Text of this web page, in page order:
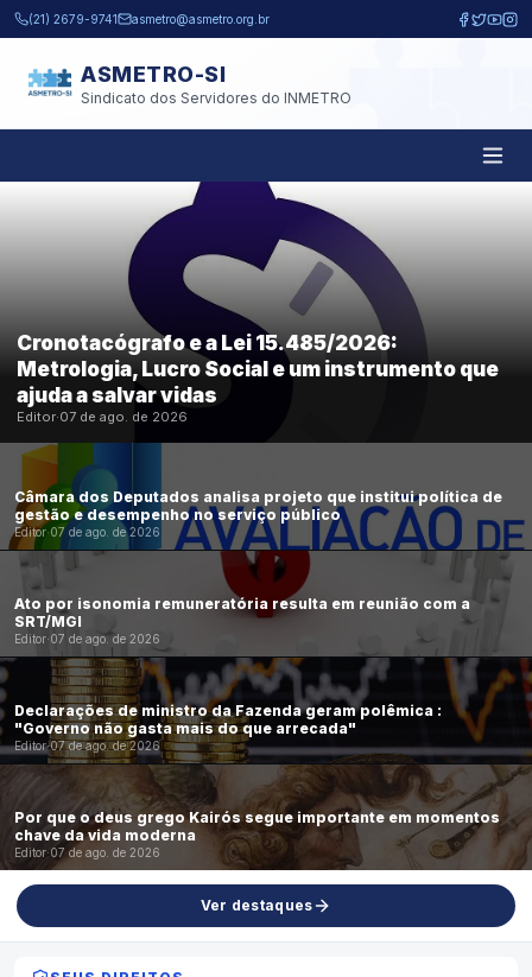
Pular para o conteúdo principal
(21) 2679-9741 asmetro@asmetro.org.br
ASMETRO-SI
Sindicato dos Servidores do INMETRO
Cronotacógrafo e a Lei 15.485/2026:
Metrologia, Lucro Social e um instrumento que
ajuda a salvar vidas
Editor·07 de ago. de 2026
Câmara dos Deputados analisa projeto que institui política de
gestão e desempenho no serviço público
Editor·07 de ago. de 2026
Ato por isonomia remuneratória resulta em reunião com a
SRT/MGI
Editor·07 de ago. de 2026
Declarações de ministro da Fazenda geram polêmica :
"Governo não gasta mais do que arrecada"
Editor·07 de ago. de 2026
Por que o deus grego Kairós segue importante em momentos
chave da vida moderna
Editor·07 de ago. de 2026
Ver destaques